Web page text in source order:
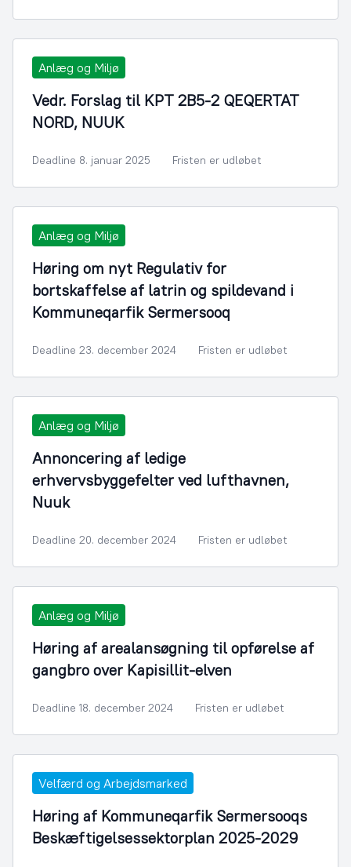
Anlæg og Miljø
Vedr. Forslag til KPT 2B5-2 QEQERTAT
NORD, NUUK
Deadline 8. januar 2025 Fristen er udløbet
Anlæg og Miljø
Høring om nyt Regulativ for
bortskaffelse af latrin og spildevand i
Kommuneqarfik Sermersooq
Deadline 23. december 2024 Fristen er udløbet
Anlæg og Miljø
Annoncering af ledige
erhvervsbyggefelter ved lufthavnen,
Nuuk
Deadline 20. december 2024 Fristen er udløbet
Anlæg og Miljø
Høring af arealansøgning til opførelse af
gangbro over Kapisillit-elven
Deadline 18. december 2024 Fristen er udløbet
Velfærd og Arbejdsmarked
Høring af Kommuneqarfik Sermersooqs
Beskæftigelsessektorplan 2025-2029